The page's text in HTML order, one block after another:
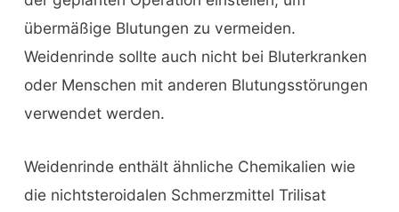
übermäßige Blutungen zu vermeiden.
Weidenrinde sollte auch nicht bei Bluterkranken
oder Menschen mit anderen Blutungsstörungen
verwendet werden.
Weidenrinde enthält ähnliche Chemikalien wie
die nichtsteroidalen Schmerzmittel Trilisat